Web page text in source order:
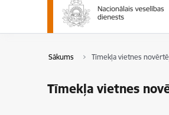
Sākums Tīmekļa vietnes
Tīmekļa vietnes